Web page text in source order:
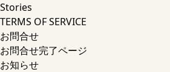
Stories
TERMS OF SERVICE
お問合せ
お問合せ完了ページ
お知らせ